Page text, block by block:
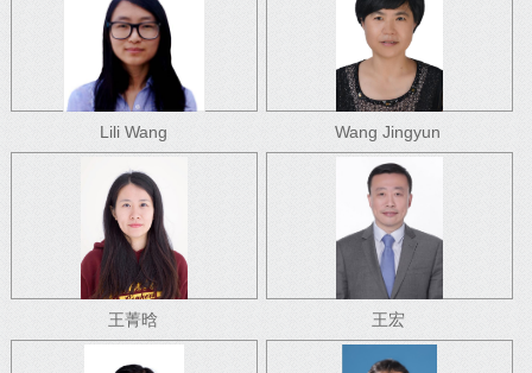
Lili Wang Wang Jingyun
王菁晗 王宏